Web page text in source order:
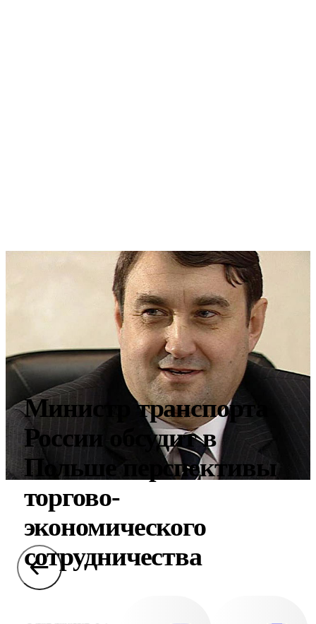
Министр транспорта
России обсудит в
Польше перспективы
торгово-
экономического
сотрудничества